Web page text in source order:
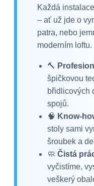
Každá
– ať už jde o
patra, nebo
moderním loftu.
🔨
špičkovou
břidlicových
spojů.
🧠 Know-
stoly sami
šroubek a
🧼Čistá
vyčistíme,
veškerý